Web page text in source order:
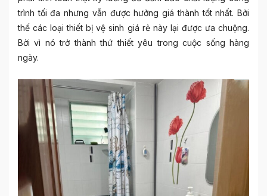
trình tối đa nhưng vẫn được hưởng giá thành tốt nhất. Bởi
thế các loại thiết bị vệ sinh giá rẻ này lại được ưa chuộng.
Bởi vì nó trở thành thứ thiết yêu trong cuộc sống hàng
ngày.